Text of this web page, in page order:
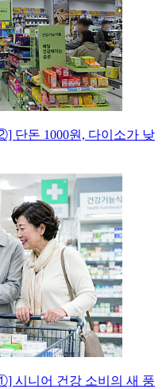
단돈 1000원, 다이소가 낮
시니어 건강 소비의 새 풍